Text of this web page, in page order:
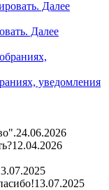
Далее
уведомления
24.06.2026
12.04.2026
13.07.2025